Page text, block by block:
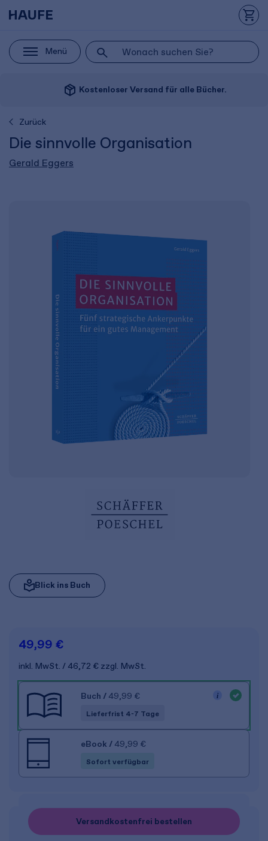
Menü
package_2 Kostenloser Versand für alle Bücher.
Zurück
Die sinnvolle Organisation
Gerald Eggers
Blick ins Buch
49,99 €
inkl. MwSt. 46,72 € zzgl. MwSt.
Buch / 49,99 €
Lieferfrist 4-7 Tage
eBook / 49,99 €
Sofort verfügbar
Versandkostenfrei bestellen